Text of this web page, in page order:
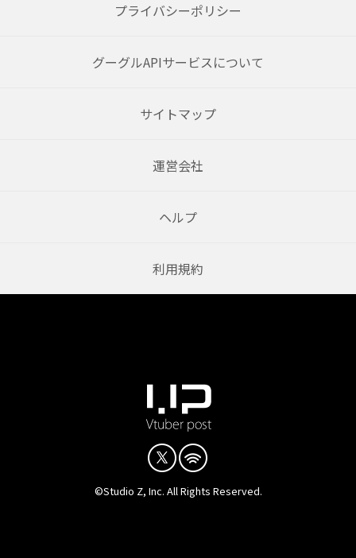
プライバシーポリシー
グーグルAPIサービスについて
サイトマップ
運営会社
ヘルプ
利用規約
©Studio Z, Inc. All Rights Reserved.